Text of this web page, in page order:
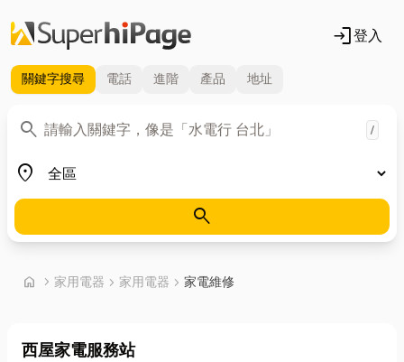
login登入
關鍵字搜尋 電話 進階 產品 地址
search
關鍵字 /
place
地區
search
home chevron_right 首頁
家用電器 chevron_right 家用電器 chevron_right 家電維修
西屋家電服務站